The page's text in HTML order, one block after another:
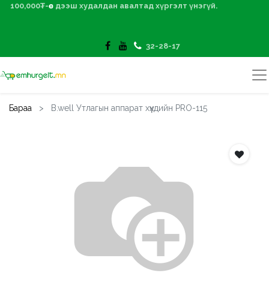
100,000₮-өөс дээш худалдан авалтад хүргэлт үнэгүй.
32-28-17
Бараа B.well Утлагын аппарат хүүхдийн PRO-115